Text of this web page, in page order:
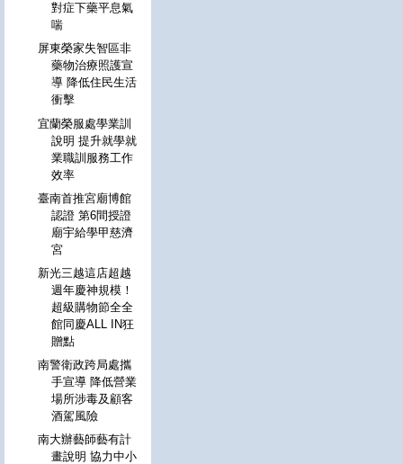
對症下藥平息氣
喘
屏東榮家失智區非
藥物治療照護宣
導 降低住民生活
衝擊
宜蘭榮服處學業訓
說明 提升就學就
業職訓服務工作
效率
臺南首推宮廟博館
認證 第6間授證
廟宇給學甲慈濟
宮
新光三越這店超越
週年慶神規模！
超級購物節全全
館同慶ALL IN狂
贈點
南警衛政跨局處攜
手宣導 降低營業
場所涉毒及顧客
酒駕風險
南大辦藝師藝有計
畫說明 協力中小